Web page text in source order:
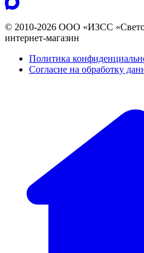
© 2010-2026 ООО «ИЗСС
интернет-магазин
Политика
Согласие на обработку